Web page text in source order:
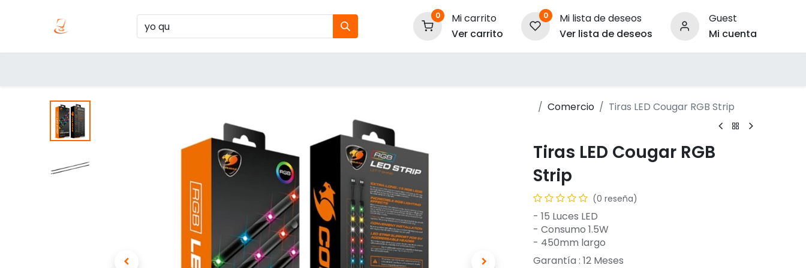
0
Mi carrito
Ver carrito
0
Mi lista de deseos
Ver lista de deseos
Guest
Mi cuenta
Comercio Tiras LED Cougar RGB Strip
Tiras LED Cougar RGB
Strip
(0 reseña)
- 15 Luces LED
- Consumo 1.5W
- 450mm largo
Garantía : 12Meses